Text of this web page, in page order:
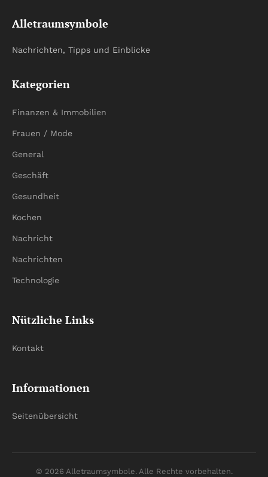
Alletraumsymbole
Nachrichten, Tipps und Einblicke
Kategorien
Finanzen & Immobilien
Frauen / Mode
General
Geschäft
Gesundheit
Kochen
Nachricht
Nachrichten
Technologie
Nützliche Links
Kontakt
Informationen
Seitenübersicht
© 2026 Alletraumsymbole. Alle Rechte vorbehalten.